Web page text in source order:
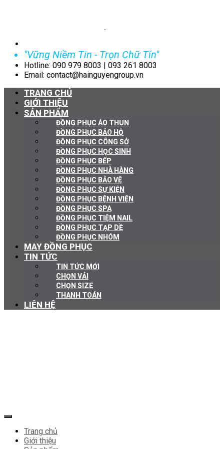
"Vững Niềm Tin - Trọn Chữ Tín"
Hotline: 090 979 8003 | 093 261 8003
Email: contact@hainguyengroup.vn
TRANG CHỦ
GIỚI THIỆU
SẢN PHẨM
ĐỒNG PHỤC ÁO THUN
ĐỒNG PHỤC BẢO HỘ
ĐỒNG PHỤC CÔNG SỞ
ĐỒNG PHỤC HỌC SINH
ĐỒNG PHỤC BẾP
ĐỒNG PHỤC NHÀ HÀNG
ĐỒNG PHỤC BẢO VỆ
ĐỒNG PHỤC SỰ KIỆN
ĐỒNG PHỤC BỆNH VIỆN
ĐỒNG PHỤC SPA
ĐỒNG PHỤC TIỆM NAIL
ĐỒNG PHỤC TẠP DỀ
ĐỒNG PHỤC NHÓM
MAY ĐỒNG PHỤC
TIN TỨC
TIN TỨC MỚI
CHỌN VẢI
CHỌN SIZE
THANH TOÁN
LIÊN HỆ
Trang chủ
Giới thiệu